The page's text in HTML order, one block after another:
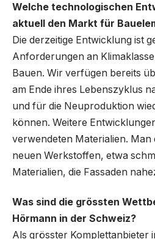
Welche technologischen
aktuell den Markt für
Die derzeitige Entwicklung ist
Anforderungen an
Bauen. Wir verfügen bereits
am Ende ihres Lebenszyklus
und für die Neuproduktion
können. Weitere
verwendeten Materialien. Man
neuen Werkstoffen, etwa
Materialien, die Fassaden
Was sind die grössten
Hörmann in der Schweiz?
Als grösster Komplettanbieter